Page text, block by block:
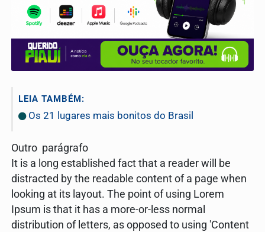
LEIA TAMBÉM:
Os 21 lugares mais bonitos do Brasil
Outro parágrafo
It is a long established fact that a reader will be
distracted by the readable content of a page when
looking at its layout. The point of using Lorem
Ipsum is that it has a more-or-less normal
distribution of letters, as opposed to using 'Content